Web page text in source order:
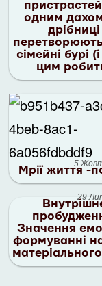
одним
дрібниці
сімейні бурі
цим
5
Мрії життя -
29
Значення
формуванні
матеріального